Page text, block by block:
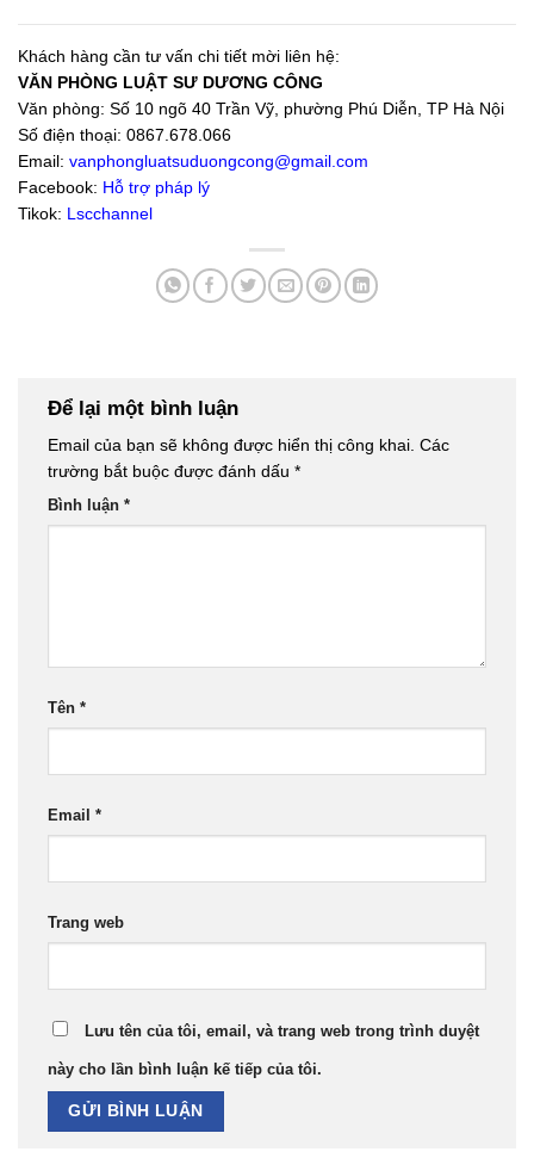
Khách hàng cần tư vấn chi tiết mời liên hệ:
VĂN PHÒNG LUẬT SƯ DƯƠNG CÔNG
Văn phòng: Số 10 ngõ 40 Trần Vỹ, phường Phú Diễn, TP Hà Nội
Số điện thoại: 0867.678.066
Email: vanphongluatsuduongcong@gmail.com
Facebook: Hỗ trợ pháp lý
Tikok: Lscchannel
Để lại một bình luận
Email của bạn sẽ không được hiển thị công khai. Các
trường bắt buộc được đánh dấu *
Bình luận *
Tên *
Email *
Trang web
Lưu tên của tôi, email, và trang web trong trình duyệt
này cho lần bình luận kế tiếp của tôi.